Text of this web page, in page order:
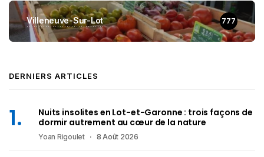
Villeneuve-Sur-Lot 777
DERNIERS ARTICLES
Nuits insolites en Lot-et-Garonne : trois façons de
dormir autrement au cœur de la nature
Yoan Rigoulet 8 Août 2026